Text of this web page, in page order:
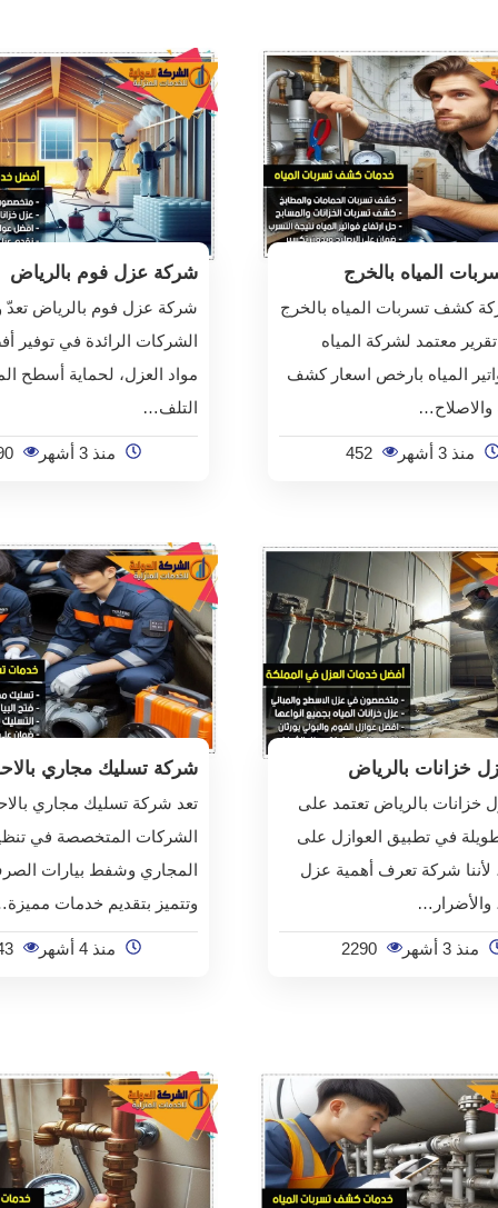
المياه بالخرج
كشف تسربات المياه بالخرج
معتمد لشركة المياه
المياه بارخص اسعار كشف
والاصلاح…
منذ 3 أشهر 452
شركة عزل فوم بالرياض
شركة عزل فوم بالرياض تعدّ
الشركات الرائدة في توفير
مواد العزل، لحماية أسطح
التلف…
منذ 3 أشهر
خزانات بالرياض
خزانات بالرياض تعتمد على
في تطبيق العوازل على
لأننا شركة تعرف أهمية عزل
والأضرار…
منذ 3 أشهر 2290
شركة تسليك مجاري
تعد شركة تسليك مجاري
الشركات المتخصصة في
المجاري وشفط بيارات
وتتميز بتقديم خدمات
منذ 4 أشهر